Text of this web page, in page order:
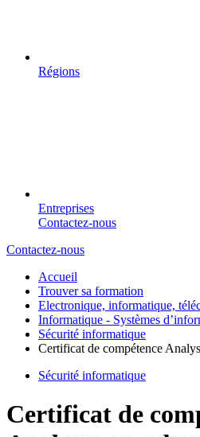
Régions
Entreprises
Contactez-nous
Contactez-nous
Accueil
Trouver sa formation
Electronique, informatique,
Informatique - Systèmes
Sécurité informatique
Certificat de compétence
Sécurité informatique
Certificat de